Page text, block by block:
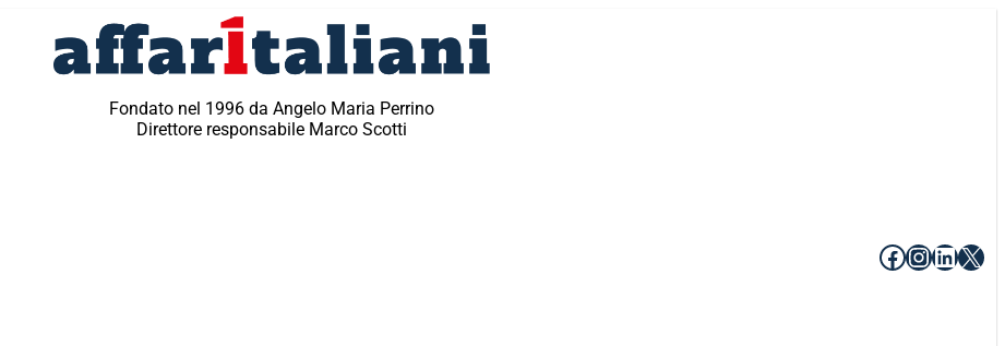
Fondato nel 1996 da Angelo Maria Perrino
Direttore responsabile Marco Scotti
Facebook
X